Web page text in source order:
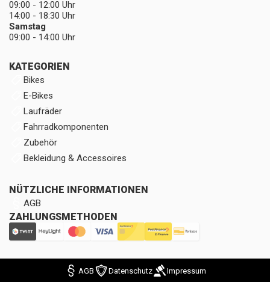
KATEGORIEN
Bikes
E-Bikes
Laufräder
Fahrradkomponenten
Zubehör
Bekleidung & Accessoires
NÜTZLICHE INFORMATIONEN
AGB
ZAHLUNGSMETHODEN
09:00 - 12:00 Uhr
14:00 - 18:30 Uhr
Samstag
09:00 - 14:00 Uhr
AGB Datenschutz Impressum